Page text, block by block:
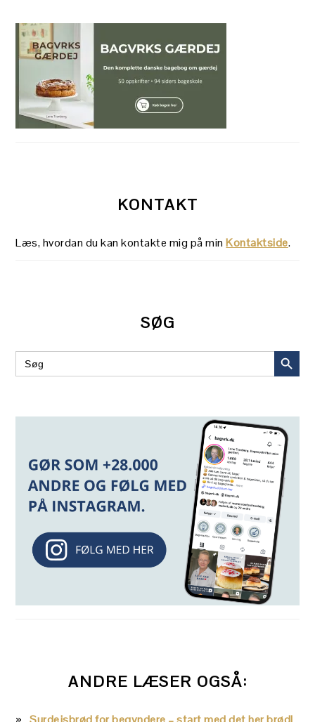
KONTAKT
Læs, hvordan du kan kontakte mig på minKontaktside.
SØG
Search
for:
SEARCH
ANDRE LÆSER OGSÅ: